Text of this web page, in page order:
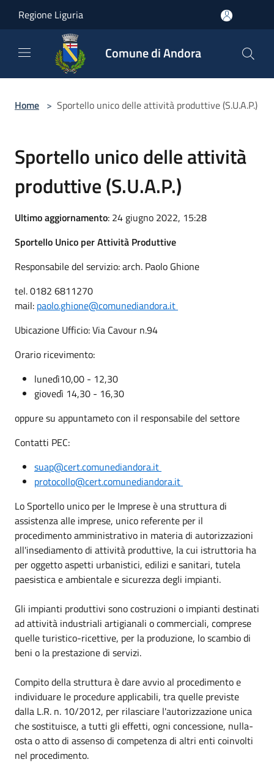
Regione Liguria
Comune di Andora
Home > Sportello unico delle attività produttive (S.U.A.P.)
Sportello unico delle attività
produttive (S.U.A.P.)
Ultimo aggiornamento: 24 giugno 2022, 15:28
Sportello Unico per Attività Produttive
Responsabile del servizio: arch. Paolo Ghione
tel. 0182 6811270
mail: paolo.ghione@comunediandora.it
Ubicazione Ufficio: Via Cavour n.94
Orario ricevimento:
lunedì10,00 - 12,30
giovedì 14,30 - 16,30
oppure su appuntameto con il responsabile del settore
Contatti PEC:
suap@cert.comunediandora.it
protocollo@cert.comunediandora.it
Lo Sportello unico per le Imprese è una struttura di
assistenza alle imprese, unico referente per il
procedimento amministrativo in materia di autorizzazioni
all'insediamento di attività produttive, la cui istruttoria ha
per oggetto aspetti urbanistici, edilizi e sanitari, tutela
paesistica e ambientale e sicurezza degli impianti.
Gli impianti produttivi sono costruzioni o impianti destinati
ad attività industriali artigianali o commerciali, comprese
quelle turistico-ricettive, per la produzione, lo scambio di
beni o la prestazione di servizi.
Compito della struttura è dare avvio al procedimento e
individuare le procedure applicabili, tra quelle previste
dalla L.R. n. 10/2012, per rilasciare l'autorizzazione unica
che sostituisce, a tutti gli effetti, ogni concessione, nulla-
osta o atto di assenso di competenza di altri enti coinvolti
nel procedimento.